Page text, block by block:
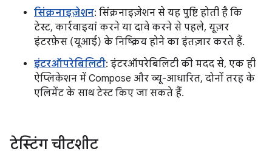
सिंक्रनाइज़ेशन: सिंक्रनाइज़ेशन से यह पुष्टि होती है कि
टेस्ट, कार्रवाइयां करने या दावे करने से पहले, यूज़र
इंटरफ़ेस (यूआई) के निष्क्रिय होने का इंतज़ार करते हैं.
इंटरऑपरेबिलिटी: इंटरऑपरेबिलिटी की मदद से, एक ही
ऐप्लिकेशन में Compose और व्यू-आधारित, दोनों तरह के
एलिमेंट के साथ टेस्ट किए जा सकते हैं.
टेस्टिंग चीटशीट